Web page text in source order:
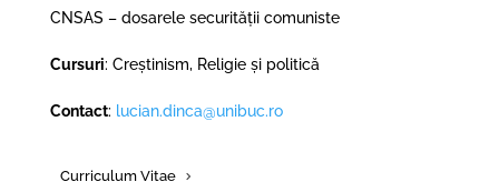
CNSAS – dosarele securității comuniste
Cursuri: Creștinism, Religie și politică
Contact: lucian.dinca@unibuc.ro
Curriculum Vitae